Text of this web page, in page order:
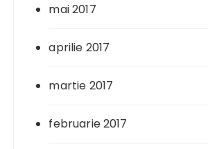
mai 2017
aprilie 2017
martie 2017
februarie 2017